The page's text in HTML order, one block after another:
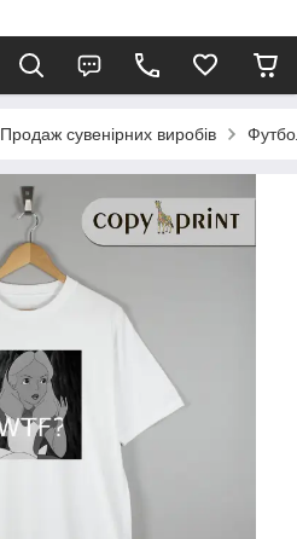
Продаж сувенірних виробів